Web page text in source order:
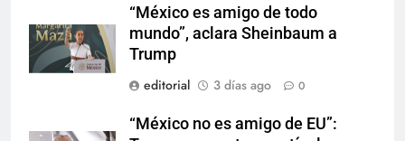
“México es amigo de todo
mundo”, aclara Sheinbaum a
Trump
editorial
3 días ago 0
“México no es amigo de EU”: